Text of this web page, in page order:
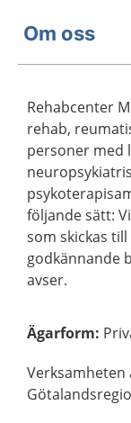
Om oss
Rehabcenter
rehab,
personer med
följande sätt:
som skickas
godkännande
avser.
Ägarform:
Verksamheten